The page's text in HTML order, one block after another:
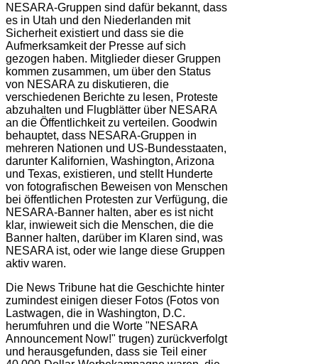
NESARA-Gruppen sind dafür bekannt, dass
es in Utah und den Niederlanden mit
Sicherheit existiert und dass sie die
Aufmerksamkeit der Presse auf sich
gezogen haben. Mitglieder dieser Gruppen
kommen zusammen, um über den Status
von NESARA zu diskutieren, die
verschiedenen Berichte zu lesen, Proteste
abzuhalten und Flugblätter über NESARA
an die Öffentlichkeit zu verteilen. Goodwin
behauptet, dass NESARA-Gruppen in
mehreren Nationen und US-Bundesstaaten,
darunter Kalifornien, Washington, Arizona
und Texas, existieren, und stellt Hunderte
von fotografischen Beweisen von Menschen
bei öffentlichen Protesten zur Verfügung, die
NESARA-Banner halten, aber es ist nicht
klar, inwieweit sich die Menschen, die die
Banner halten, darüber im Klaren sind, was
NESARA ist, oder wie lange diese Gruppen
aktiv waren.
Die News Tribune hat die Geschichte hinter
zumindest einigen dieser Fotos (Fotos von
Lastwagen, die in Washington, D.C.
herumfuhren und die Worte "NESARA
Announcement Now!" trugen) zurückverfolgt
und herausgefunden, dass sie Teil einer